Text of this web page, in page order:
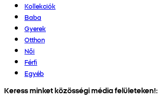
Kollekciók
Baba
Gyerek
Otthon
Női
Férfi
Egyéb
Keress minket közösségi média felületeken!: